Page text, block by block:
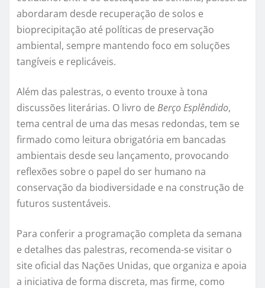
abordaram desde recuperação de solos e
bioprecipitação até políticas de preservação
ambiental, sempre mantendo foco em soluções
tangíveis e replicáveis.
Além das palestras, o evento trouxe à tona
discussões literárias. O livro de Berço Esplêndido,
tema central de uma das mesas redondas, tem se
firmado como leitura obrigatória em bancadas
ambientais desde seu lançamento, provocando
reflexões sobre o papel do ser humano na
conservação da biodiversidade e na construção de
futuros sustentáveis.
Para conferir a programação completa da semana
e detalhes das palestras, recomenda-se visitar o
site oficial das Nações Unidas, que organiza e apoia
a iniciativa de forma discreta, mas firme, como